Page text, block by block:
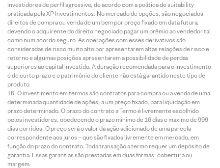
investidores de perfil agressivo, de acordo com a política de suitability
praticada pela XP Investimentos. No mercado de opções, são negociados
direitos de compra ou venda de um bem por preço fixado em data futura,
devendo o adquirente do direito negociado pagar um prêmio ao vendedor tal
como num acordo seguro. As operações com esses derivativos são
consideradas de risco muito alto por apresentarem altas relações de risco e
retorno e algumas posições apresentarem a possibilidade de perdas
superiores ao capital investido. A duração recomendada para o investimento
é de curto prazo e o patrimônio do cliente não está garantido neste tipo de
produto.
O investimento em termos são contratos para compra ou a venda de uma
determinada quantidade de ações, a um preço fixado, para liquidação em
prazo determinado. O prazo do contrato a Termo é livremente escolhido
pelos investidores, obedecendo o prazo mínimo de 16 dias e máximo de 999
dias corridos. O preço será o valor da ação adicionado de uma parcela
correspondente aos juros – que são fixados livremente em mercado, em
função do prazo do contrato. Toda transação a termo requer um depósito de
garantia. Essas garantias são prestadas em duas formas: cobertura ou
margem.